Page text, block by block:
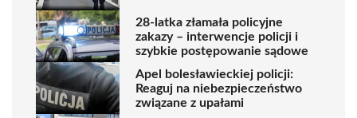
28-latka złamała policyjne
zakazy – interwencje policji i
szybkie postępowanie sądowe
Apel bolesławieckiej policji:
Reaguj na niebezpieczeństwo
związane z upałami